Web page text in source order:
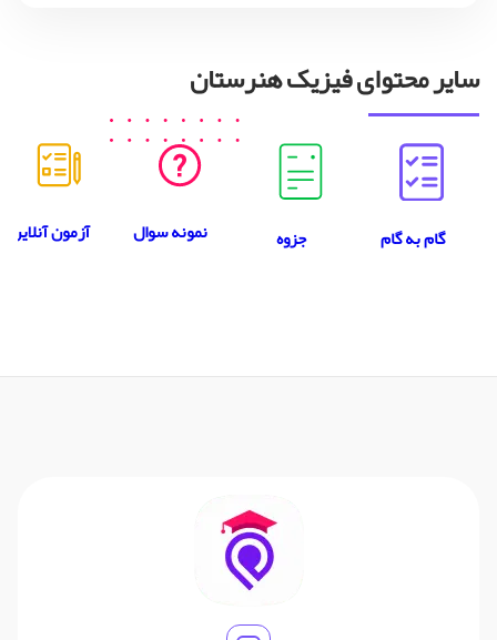
سایر محتوای فیزیک هنرستان
گام به گام جزوه نمونه سوال آزمون آنلاین